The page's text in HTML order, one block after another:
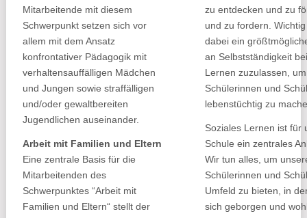
Mitarbeitende mit diesem
Schwerpunkt setzen sich vor
allem mit dem Ansatz
konfrontativer Pädagogik mit
verhaltensauffälligen Mädchen
und Jungen sowie straffälligen
und/oder gewaltbereiten
Jugendlichen auseinander.
Arbeit mit Familien und Eltern
Eine zentrale Basis für die
Mitarbeitenden des
Schwerpunktes “Arbeit mit
Familien und Eltern“ stellt der
zu entdecken und zu
und zu fordern.
dabei ein
an Selbstständigkeit
Lernen zuzulassen,
Schülerinnen und
lebenstüchtig zu
Soziales Lernen ist für
Schule ein zentrales
Wir tun alles, um
Schülerinnen und
Umfeld zu bieten, in
sich geborgen und